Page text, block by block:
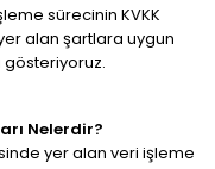
sürecinin KVKK
alan şartlara uygun
gösteriyoruz.
Nelerdir?
yer alan veri işleme